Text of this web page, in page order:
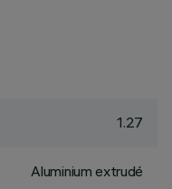
1.27
Aluminium extrudé